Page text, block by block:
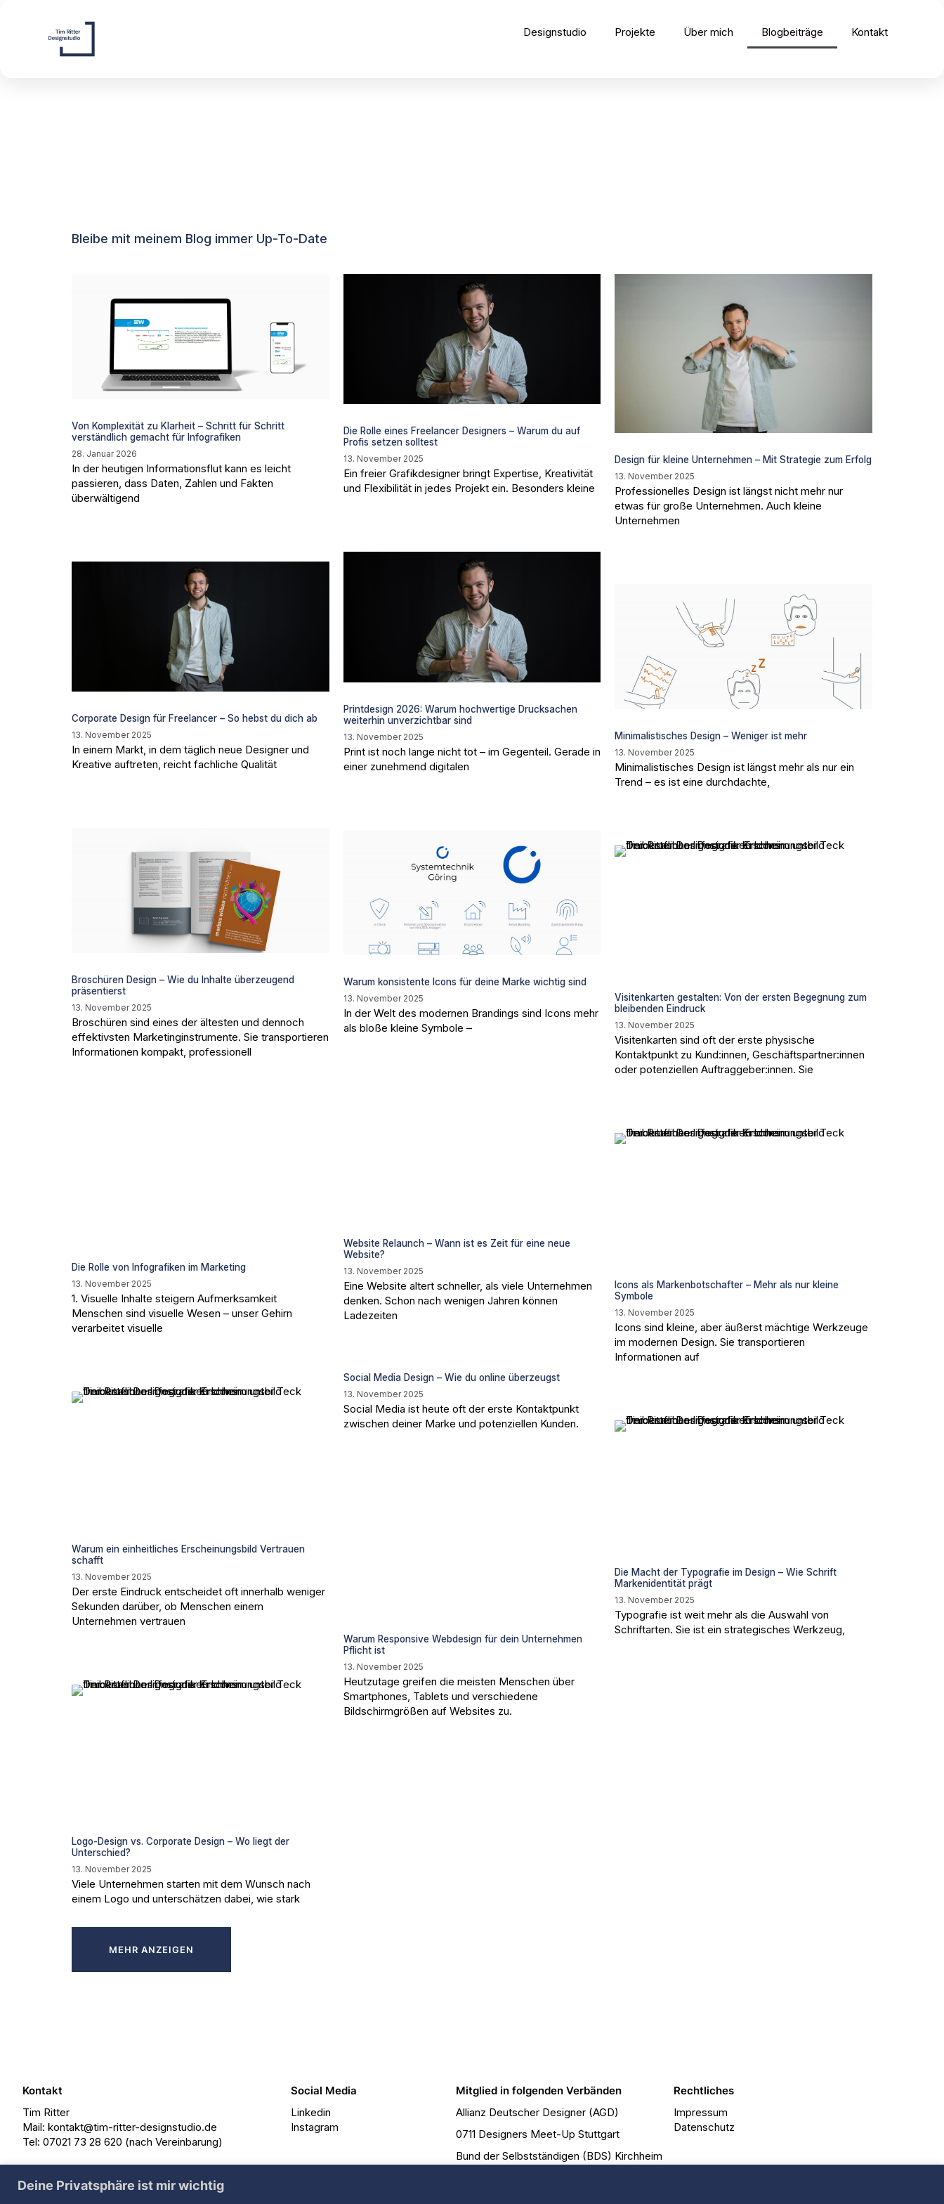
Deine Privatsphäre ist mir wichtig
Designstudio Projekte Über mich Blogbeiträge Kontakt
Bleibe mit meinem Blog immer Up-To-Date
Von Komplexität zu Klarheit – Schritt für Schritt
verständlich gemacht für Infografiken
28. Januar 2026
In der heutigen Informationsflut kann es leicht
passieren, dass Daten, Zahlen und Fakten
überwältigend
Die Rolle eines Freelancer Designers – Warum du auf
Profis setzen solltest
13. November 2025
Ein freier Grafikdesigner bringt Expertise, Kreativität
und Flexibilität in jedes Projekt ein. Besonders kleine
Design für kleine Unternehmen – Mit Strategie zum Erfolg
13. November 2025
Professionelles Design ist längst nicht mehr nur
etwas für große Unternehmen. Auch kleine
Unternehmen
Printdesign 2026: Warum hochwertige Drucksachen
weiterhin unverzichtbar sind
13. November 2025
Print ist noch lange nicht tot – im Gegenteil. Gerade in
einer zunehmend digitalen
Corporate Design für Freelancer – So hebst du dich ab
13. November 2025
In einem Markt, in dem täglich neue Designer und
Kreative auftreten, reicht fachliche Qualität
Minimalistisches Design – Weniger ist mehr
13. November 2025
Minimalistisches Design ist längst mehr als nur ein
Trend – es ist eine durchdachte,
Broschüren Design – Wie du Inhalte überzeugend
präsentierst
13. November 2025
Broschüren sind eines der ältesten und dennoch
effektivsten Marketinginstrumente. Sie transportieren
Informationen kompakt, professionell
Warum konsistente Icons für deine Marke wichtig sind
13. November 2025
In der Welt des modernen Brandings sind Icons mehr
als bloße kleine Symbole –
Visitenkarten gestalten: Von der ersten Begegnung zum
bleibenden Eindruck
13. November 2025
Visitenkarten sind oft der erste physische
Kontaktpunkt zu Kund:innen, Geschäftspartner:innen
oder potenziellen Auftraggeber:innen. Sie
Website Relaunch – Wann ist es Zeit für eine neue
Website?
13. November 2025
Eine Website altert schneller, als viele Unternehmen
denken. Schon nach wenigen Jahren können
Ladezeiten
Die Rolle von Infografiken im Marketing
13. November 2025
1. Visuelle Inhalte steigern Aufmerksamkeit
Menschen sind visuelle Wesen – unser Gehirn
verarbeitet visuelle
Icons als Markenbotschafter – Mehr als nur kleine
Symbole
13. November 2025
Icons sind kleine, aber äußerst mächtige Werkzeuge
im modernen Design. Sie transportieren
Informationen auf
Social Media Design – Wie du online überzeugst
13. November 2025
Social Media ist heute oft der erste Kontaktpunkt
zwischen deiner Marke und potenziellen Kunden.
Warum ein einheitliches Erscheinungsbild Vertrauen
schafft
13. November 2025
Der erste Eindruck entscheidet oft innerhalb weniger
Sekunden darüber, ob Menschen einem
Unternehmen vertrauen
Die Macht der Typografie im Design – Wie Schrift
Markenidentität prägt
13. November 2025
Typografie ist weit mehr als die Auswahl von
Schriftarten. Sie ist ein strategisches Werkzeug,
Warum Responsive Webdesign für dein Unternehmen
Pflicht ist
13. November 2025
Heutzutage greifen die meisten Menschen über
Smartphones, Tablets und verschiedene
Bildschirmgrößen auf Websites zu.
Logo-Design vs. Corporate Design – Wo liegt der
Unterschied?
13. November 2025
Viele Unternehmen starten mit dem Wunsch nach
einem Logo und unterschätzen dabei, wie stark
MEHR ANZEIGEN
Kontakt
Tim Ritter
Mail: kontakt@tim-ritter-designstudio.de
Tel: 07021 73 28 620 (nach Vereinbarung)
Social Media
Linkedin
Instagram
Mitglied in folgenden Verbänden
Allianz Deutscher Designer (AGD)
0711 Designers Meet-Up Stuttgart
Bund der Selbstständigen (BDS) Kirchheim
Rechtliches
Impressum
Datenschutz